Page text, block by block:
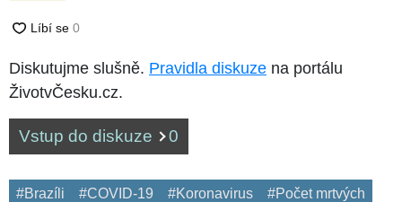
Diskutujme slušně. Pravidla diskuze na portálu
ŽivotvČesku.cz.
Vstup do diskuze 0
#Brazíli #COVID-19 #Koronavirus
#Počet mrtvých